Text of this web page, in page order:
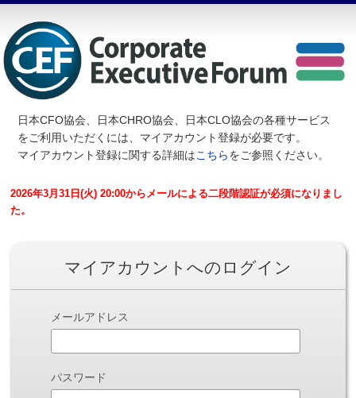
日本CFO協会、日本CHRO協会、日本CLO協会の各種サービス
をご利用いただくには、マイアカウント登録が必要です。
マイアカウント登録に関する詳細はこちらをご参照ください。
2026年3月31日(火) 20:00からメールによる二段階認証が必須になりまし
た。
マイアカウントへのログイン
メールアドレス
パスワード